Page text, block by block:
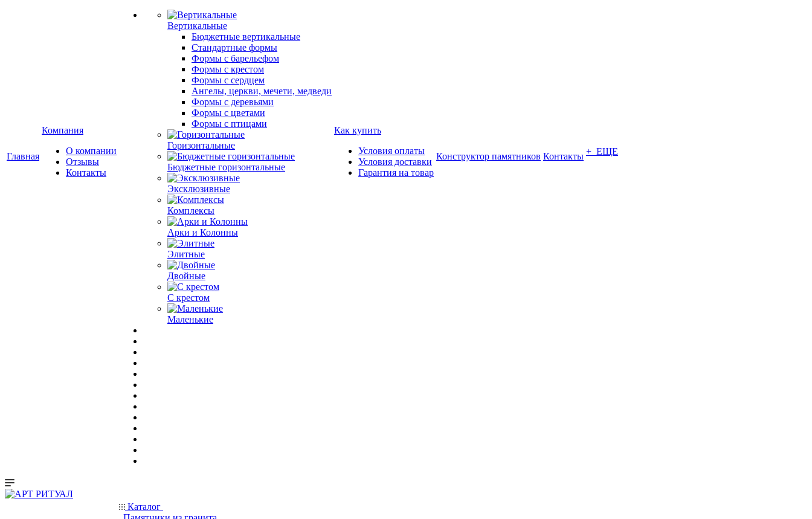
Главная
Компания
О компании
Отзывы
Контакты
Вертикальные
Бюджетные вертикальные
Стандартные формы
Формы с барельефом
Формы с крестом
Формы с сердцем
Ангелы, церкви, мечети, медведи
Формы с деревьями
Формы с цветами
Формы с птицами
Горизонтальные
Бюджетные горизонтальные
Эксклюзивные
Комплексы
Арки и Колонны
Элитные
Двойные
С крестом
Маленькие
Как купить
Условия оплаты
Условия доставки
Гарантия на товар
Конструктор памятников Контакты + ЕЩЕ
Каталог